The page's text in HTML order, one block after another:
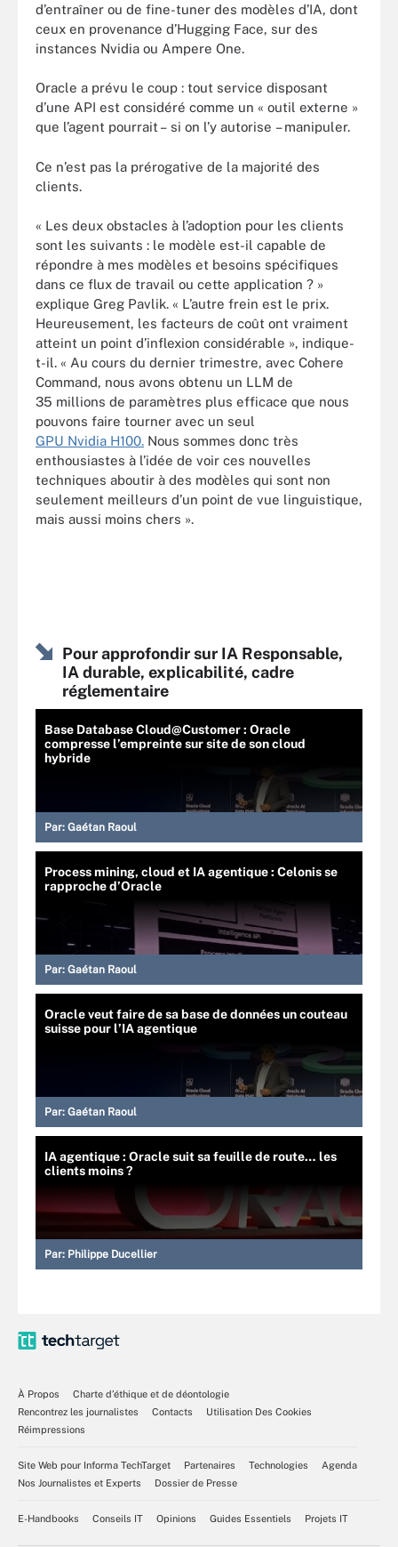
d’entraîner ou de fine-tuner des modèles d’IA, dont
ceux en provenance d’Hugging Face, sur des
instances Nvidia ou Ampere One.
Oracle a prévu le coup : tout service disposant
d’une API est considéré comme un « outil externe »
que l’agent pourrait – si on l’y autorise – manipuler.
Ce n’est pas la prérogative de la majorité des
clients.
« Les deux obstacles à l’adoption pour les clients
sont les suivants : le modèle est-il capable de
répondre à mes modèles et besoins spécifiques
dans ce flux de travail ou cette application ? »
explique Greg Pavlik. « L’autre frein est le prix.
Heureusement, les facteurs de coût ont vraiment
atteint un point d’inflexion considérable », indique-
t-il. « Au cours du dernier trimestre, avec Cohere
Command, nous avons obtenu un LLM de
35 millions de paramètres plus efficace que nous
pouvons faire tourner avec un seul
GPU Nvidia H100. Nous sommes donc très
enthousiastes à l’idée de voir ces nouvelles
techniques aboutir à des modèles qui sont non
seulement meilleurs d’un point de vue linguistique,
mais aussi moins chers ».
Pour approfondir sur IA Responsable,
IA durable, explicabilité, cadre
réglementaire
Base Database Cloud@Customer : Oracle
compresse l’empreinte sur site de son cloud
hybride
Par: Gaétan Raoul
Process mining, cloud et IA agentique : Celonis se
rapproche d’Oracle
Par: Gaétan Raoul
Oracle veut faire de sa base de données un couteau
suisse pour l’IA agentique
Par: Gaétan Raoul
IA agentique : Oracle suit sa feuille de route… les
clients moins ?
Par: Philippe Ducellier
À Propos
Charte d’éthique et de déontologie
Rencontrez les journalistes
Contacts
Utilisation Des Cookies
Réimpressions
Site Web pour Informa TechTarget Partenaires Technologies
Agenda
Nos Journalistes et Experts
Dossier de Presse
E-Handbooks Conseils IT Opinions Guides Essentiels Projets IT